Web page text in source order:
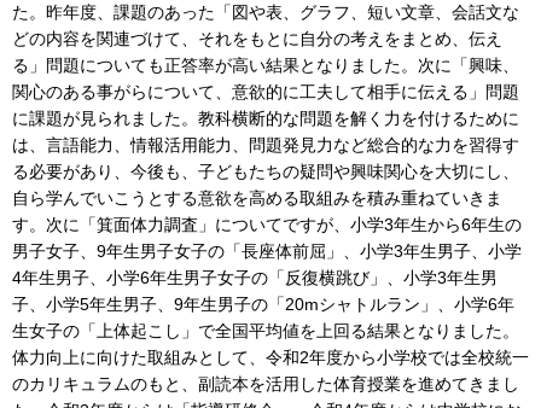
た。昨年度、課題のあった「図や表、グラフ、短い文章、会話文な
どの内容を関連づけて、それをもとに自分の考えをまとめ、伝え
る」問題についても正答率が高い結果となりました。次に「興味、
関心のある事がらについて、意欲的に工夫して相手に伝える」問題
に課題が見られました。教科横断的な問題を解く力を付けるために
は、言語能力、情報活用能力、問題発見力など総合的な力を習得す
る必要があり、今後も、子どもたちの疑問や興味関心を大切にし、
自ら学んでいこうとする意欲を高める取組みを積み重ねていきま
す。次に「箕面体力調査」についてですが、小学3年生から6年生の
男子女子、9年生男子女子の「長座体前屈」、小学3年生男子、小学
4年生男子、小学6年生男子女子の「反復横跳び」、小学3年生男
子、小学5年生男子、9年生男子の「20mシャトルラン」、小学6年
生女子の「上体起こし」で全国平均値を上回る結果となりました。
体力向上に向けた取組みとして、令和2年度から小学校では全校統一
のカリキュラムのもと、副読本を活用した体育授業を進めてきまし